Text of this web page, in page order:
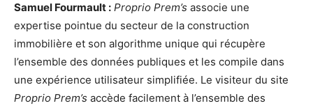
Samuel Fourmault : Proprio Prem’s associe une
expertise pointue du secteur de la construction
immobilière et son algorithme unique qui récupère
l’ensemble des données publiques et les compile dans
une expérience utilisateur simplifiée. Le visiteur du site
Proprio Prem’s accède facilement à l’ensemble des